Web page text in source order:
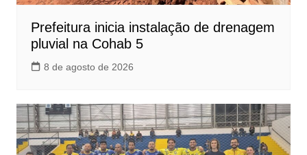
Prefeitura inicia instalação de drenagem
pluvial na Cohab 5
8 de agosto de 2026